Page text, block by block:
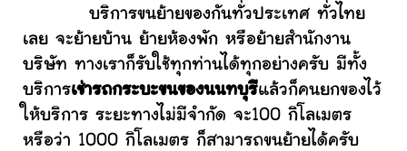
บริการขนย้ายของกันทั่วประเทศ ทั่วไทย
เลย จะย้ายบ้าน ย้ายห้องพัก หรือย้ายสำนักงาน
บริษัท ทางเราก็รับใช้ทุกท่านได้ทุกอย่างครับ มีทั้ง
บริการเช่ารถกระบะขนของนนทบุรีแล้วก็คนยกของไว้
ให้บริการ ระยะทางไม่มีจำกัด จะ100 กิโลเมตร
หรือว่า 1000 กิโลเมตร ก็สามารถขนย้ายได้ครับ